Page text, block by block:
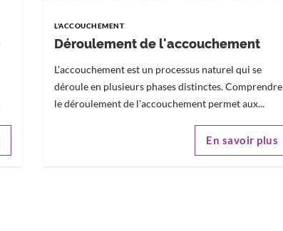
L'ACCOUCHEMENT
Déroulement de l'accouchement
L'accouchement est un processus naturel qui se
déroule en plusieurs phases distinctes. Comprendre
le déroulement de l'accouchement permet aux...
En savoir plus